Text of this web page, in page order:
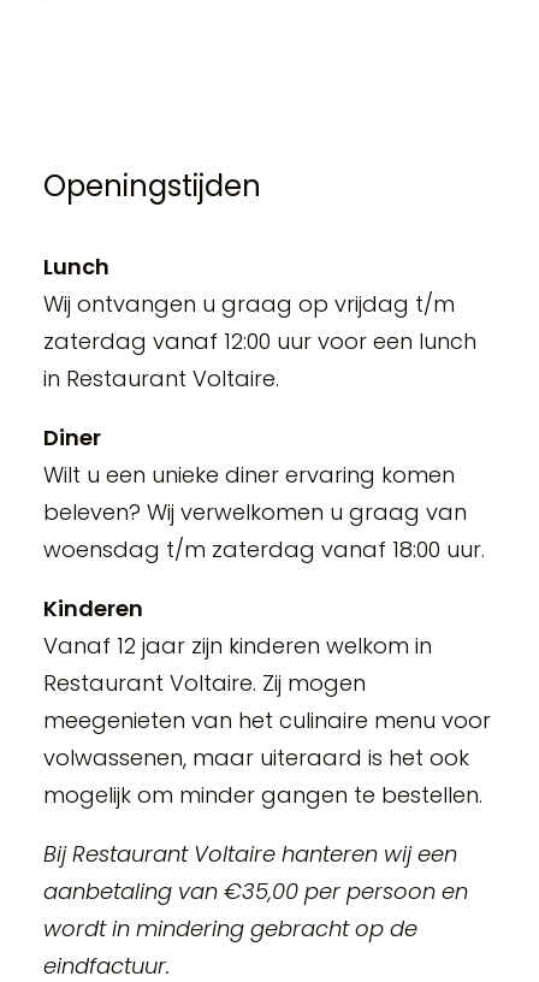
Openingstijden
Lunch
Wij ontvangen u graag op vrijdag t/m
zaterdag vanaf 12:00 uur voor een lunch
in Restaurant Voltaire.
Diner
Wilt u een unieke diner ervaring komen
beleven? Wij verwelkomen u graag van
woensdag t/m zaterdag vanaf 18:00 uur.
Kinderen
Vanaf 12 jaar zijn kinderen welkom in
Restaurant Voltaire. Zij mogen
meegenieten van het culinaire menu voor
volwassenen, maar uiteraard is het ook
mogelijk om minder gangen te bestellen.
Bij Restaurant Voltaire hanteren wij een
aanbetaling van €35,00 per persoon en
wordt in mindering gebracht op de
eindfactuur.